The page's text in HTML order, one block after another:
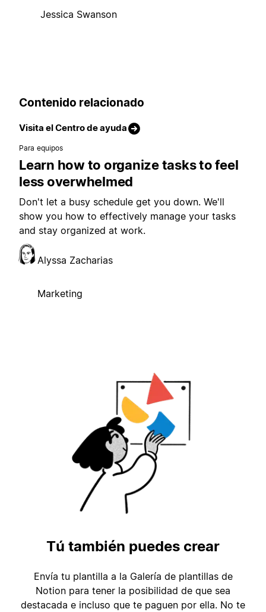
Jessica Swanson
Contenido relacionado
Visita el Centro de ayuda
Para equipos
Learn how to organize tasks to feel
less overwhelmed
Don't let a busy schedule get you down. We'll
show you how to effectively manage your tasks
and stay organized at work.
Alyssa Zacharias
Marketing
Tú también puedes crear
Envía tu plantilla a la Galería de plantillas de
Notion para tener la posibilidad de que sea
destacada e incluso que te paguen por ella. No te